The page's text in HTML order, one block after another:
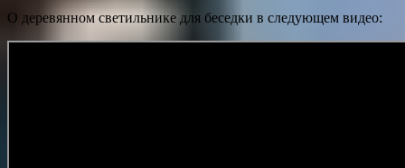
О деревянном светильнике для беседки в следующем видео: